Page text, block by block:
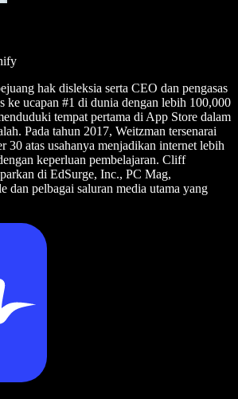
hak disleksia serta CEO dan pengasas
ke ucapan #1 di dunia dengan lebih 100,000
tempat pertama di App Store dalam
Pada tahun 2017, Weitzman tersenarai
30 atas usahanya menjadikan internet lebih
keperluan pembelajaran. Cliff
di EdSurge, Inc., PC Mag,
dan pelbagai saluran media utama yang